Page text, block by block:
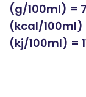
(g/100ml) =
(kcal/100ml)
(kj/100ml) =